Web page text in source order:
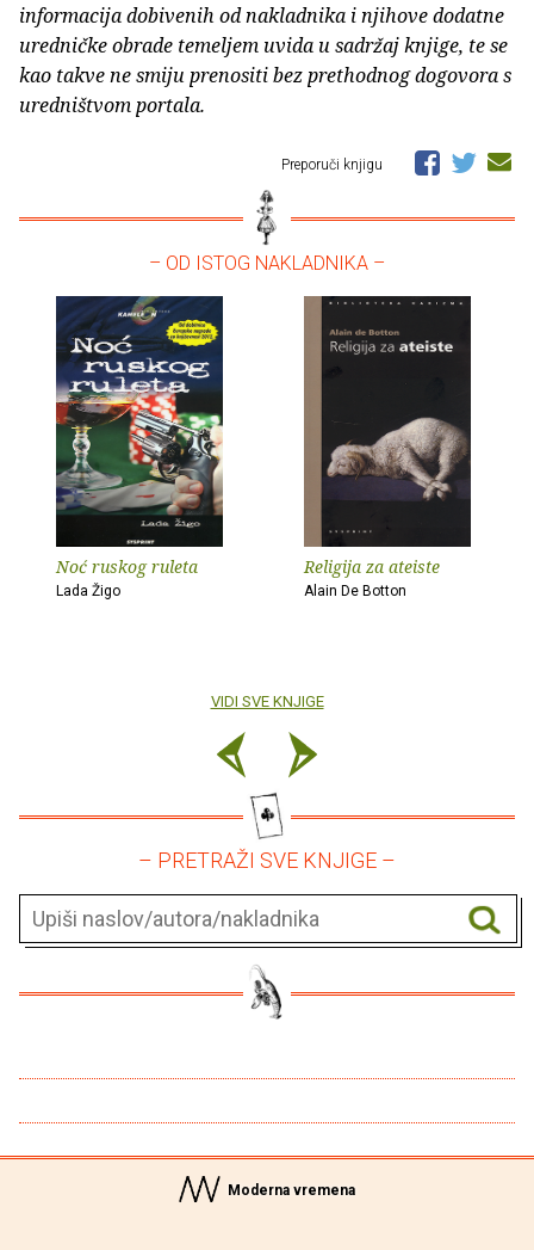
informacija dobivenih od nakladnika i njihove dodatne
uredničke obrade temeljem uvida u sadržaj knjige, te se
kao takve ne smiju prenositi bez prethodnog dogovora s
uredništvom portala.
Preporuči knjigu
– OD ISTOG NAKLADNIKA –
Noć ruskog ruleta
Lada Žigo
Religija za ateiste
Alain De Botton
VIDI SVE KNJIGE
– PRETRAŽI SVE KNJIGE –
Moderna vremena